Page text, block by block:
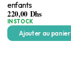
enfants
220,00 Dhs
IN STOCK
Ajouter au panier